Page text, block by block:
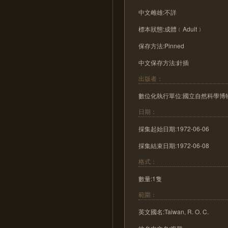
中文雌雄:不詳
標本狀態:成體﹝Adult﹞
保存方法:Pinned
中文保存方法:針插
出版者：
數位化執行單位:國立自然科學
日期：
採集起始日期:1972-06-06
採集結束日期:1972-06-08
格式：
數量:1隻
範圍：
英文國名:Taiwan, R. O. C.